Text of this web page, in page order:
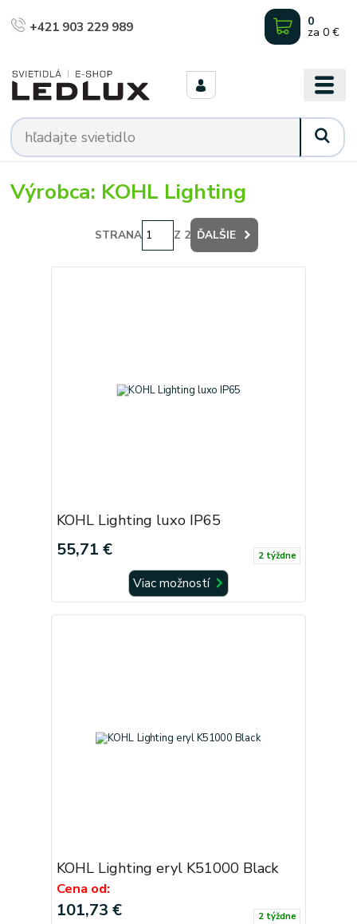
+421 903 229 989 0
za 0 €
Výrobca: KOHL Lighting
STRANA Z 2 ĎALŠIE
KOHL Lighting luxo IP65
55,71 € 2 týždne
Viac možností
KOHL Lighting eryl K51000 Black
Cena od:
101,73 € 2 týždne